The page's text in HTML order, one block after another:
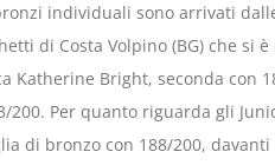
individuali sono arrivati
di Costa Volpino (BG) che si
Katherine Bright, seconda con
Per quanto riguarda gli
di bronzo con 188/200, davanti